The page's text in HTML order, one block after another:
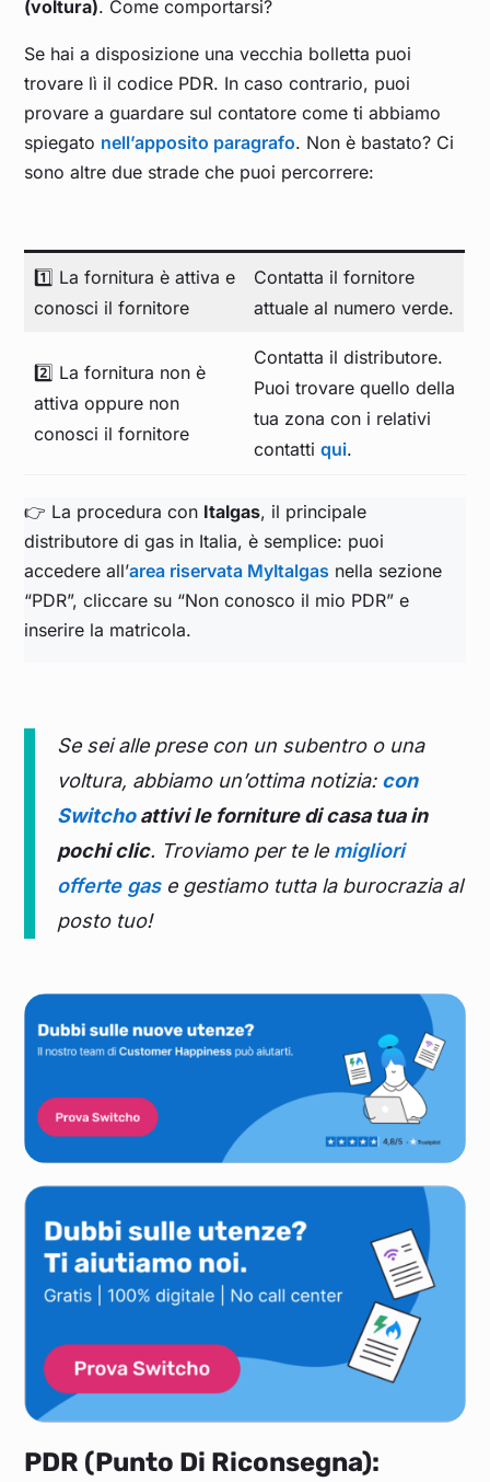
(voltura). Come comportarsi?
Se hai a disposizione una vecchia bolletta puoi
trovare lì il codice PDR. In caso contrario, puoi
provare a guardare sul contatore come ti abbiamo
spiegato nell’apposito paragrafo. Non è bastato? Ci
sono altre due strade che puoi percorrere:
1️⃣ La fornitura è attiva e
conosci il fornitore
Contatta il fornitore
attuale al numero verde.
2️⃣ La fornitura non è
attiva oppure non
conosci il fornitore
Contatta il distributore.
Puoi trovare quello della
tua zona con i relativi
contattiqui.
👉 La procedura con Italgas, il principale
distributore di gas in Italia, è semplice: puoi
accedere all’area riservata MyItalgas nella sezione
“PDR”, cliccare su “Non conosco il mio PDR” e
inserire la matricola.
Se sei alle prese con un subentro o una
voltura, abbiamo un’ottima notizia: con
Switchoattivi le forniture di casa tua in
pochi clic. Troviamo per te le migliori
offerte gase gestiamo tutta la burocrazia al
posto tuo!
PDR (Punto Di Riconsegna):